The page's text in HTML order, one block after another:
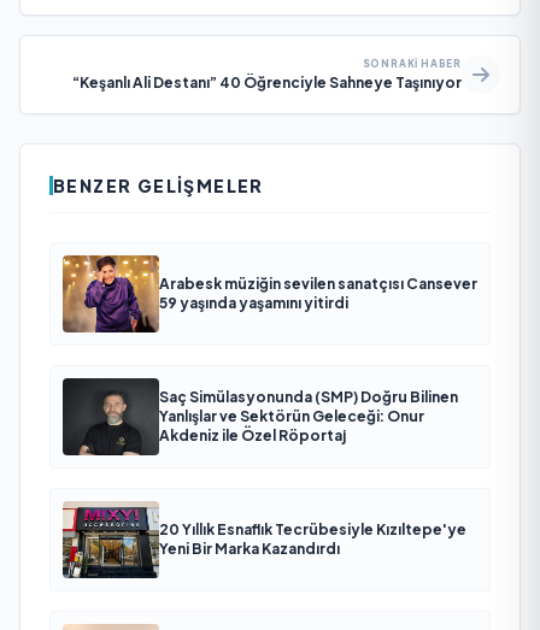
SONRAKI HABER
“Keşanlı Ali Destanı” 40 Öğrenciyle Sahneye Taşınıyor
BENZER GELIŞMELER
Arabesk müziğin sevilen sanatçısı Cansever
59 yaşında yaşamını yitirdi
Saç Simülasyonunda (SMP) Doğru Bilinen
Yanlışlar ve Sektörün Geleceği: Onur
Akdeniz ile Özel Röportaj
20 Yıllık Esnaflık Tecrübesiyle Kızıltepe'ye
Yeni Bir Marka Kazandırdı